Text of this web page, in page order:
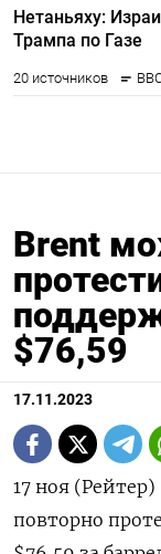
Brent
$76,59
17.11.2023
17 ноя
повторно